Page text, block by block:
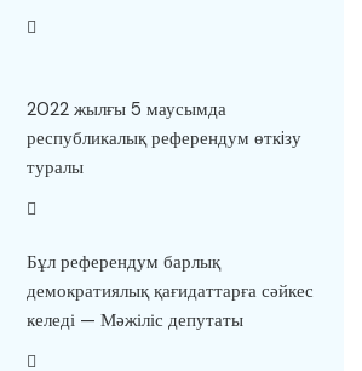
2022 жылғы 5 маусымда
республикалық референдум өткiзу
туралы
Бұл референдум барлық
демократиялық қағидаттарға сәйкес
келеді — Мәжіліс депутаты